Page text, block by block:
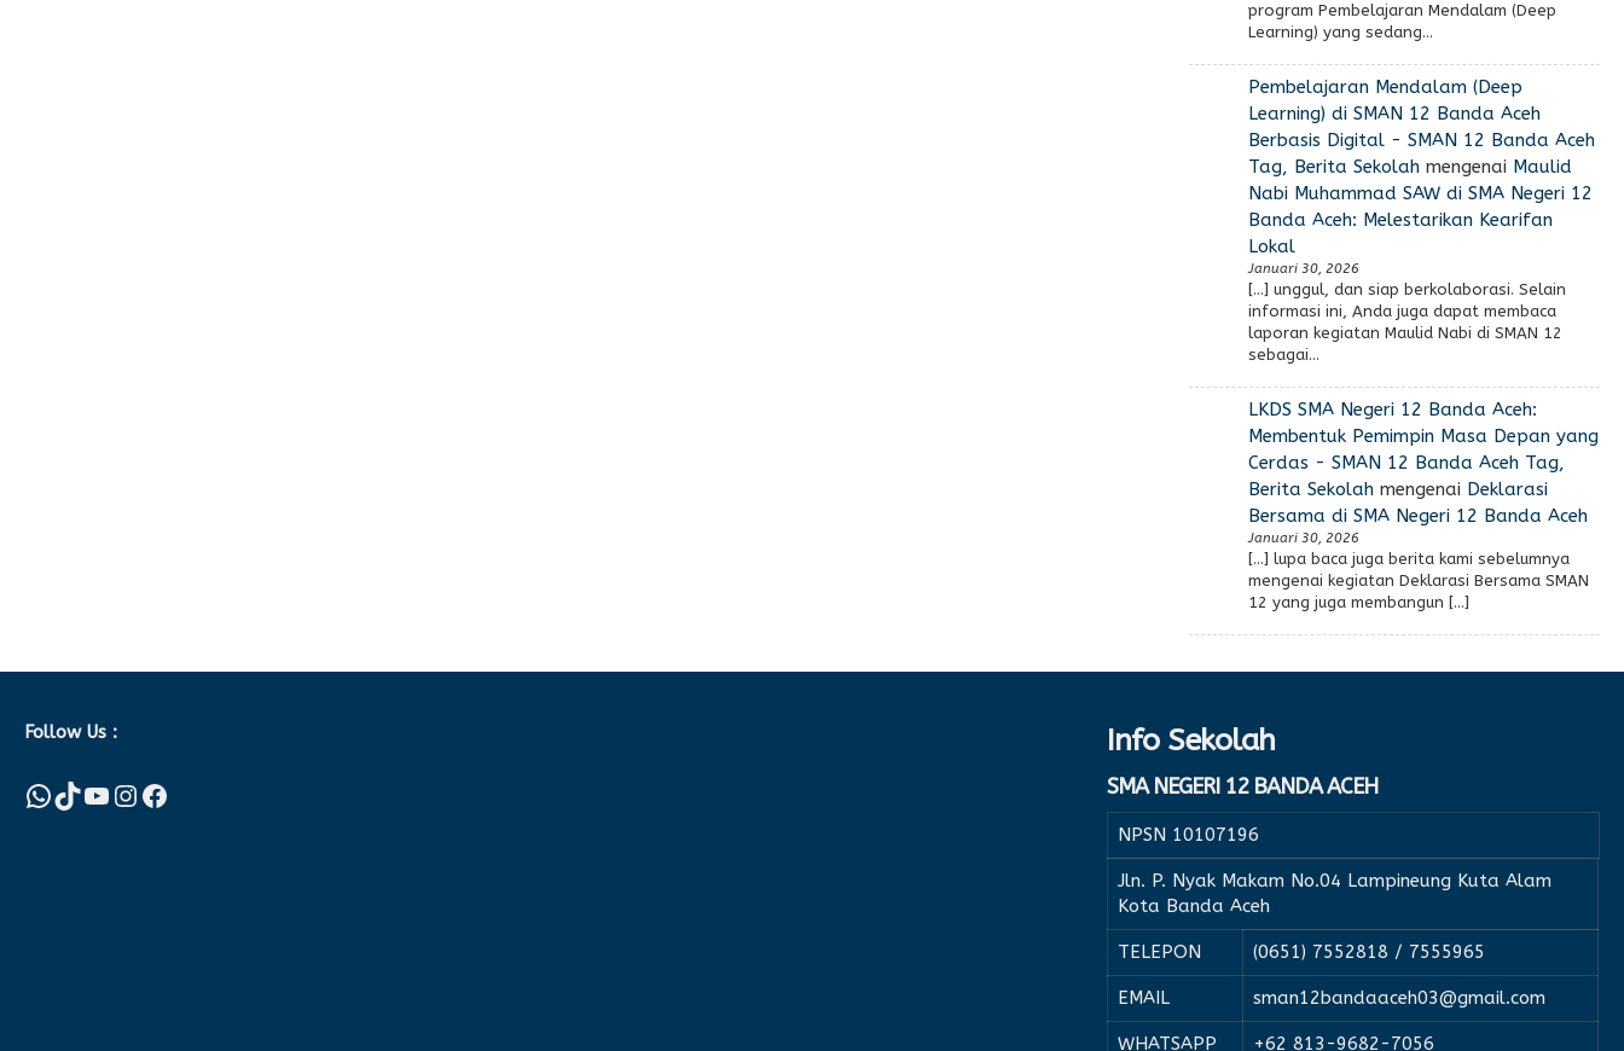
program Pembelajaran Mendalam (Deep
Learning) yang sedang…
Pembelajaran Mendalam (Deep
Learning) di SMAN 12 Banda Aceh
Berbasis Digital - SMAN 12 Banda Aceh
Tag, Berita Sekolahmengenai Maulid
Nabi Muhammad SAW di SMA Negeri 12
Banda Aceh: Melestarikan Kearifan
Lokal
Januari 30, 2026
[…] unggul, dan siap berkolaborasi. Selain
informasi ini, Anda juga dapat membaca
laporan kegiatan Maulid Nabi di SMAN 12
sebagai…
LKDS SMA Negeri 12 Banda Aceh:
Membentuk Pemimpin Masa Depan yang
Cerdas - SMAN 12 Banda Aceh Tag,
Berita Sekolahmengenai Deklarasi
Bersama di SMA Negeri 12 Banda Aceh
Januari 30, 2026
[…] lupa baca juga berita kami sebelumnya
mengenai kegiatan Deklarasi Bersama SMAN
12 yang juga membangun […]
Follow Us :
WhatsApp
TikTok
YouTube
Instagram
Facebook
Info Sekolah
SMA NEGERI 12 BANDA ACEH
NPSN 10107196
Jln. P. Nyak Makam No.04 Lampineung Kuta Alam
Kota Banda Aceh
TELEPON (0651) 7552818 / 7555965
EMAIL sman12bandaaceh03@gmail.com
WHATSAPP +62 813-9682-7056